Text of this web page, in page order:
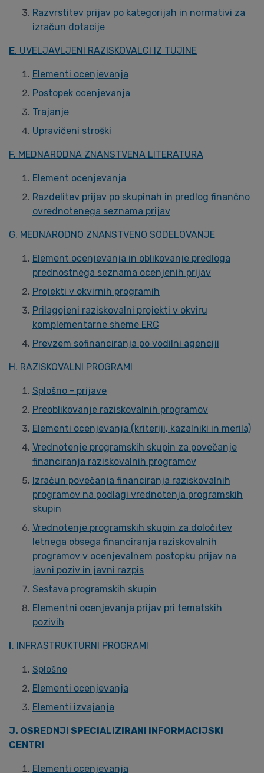
Razvrstitev prijav po kategorijah in normativi za
izračun dotacije
E. UVELJAVLJENI RAZISKOVALCI IZ TUJINE
Elementi ocenjevanja
Postopek ocenjevanja
Trajanje
Upravičeni stroški
F. MEDNARODNA ZNANSTVENA LITERATURA
Element ocenjevanja
Razdelitev prijav po skupinah in predlog finančno
ovrednotenega seznama prijav
G. MEDNARODNO ZNANSTVENO SODELOVANJE
Element ocenjevanja in oblikovanje predloga
prednostnega seznama ocenjenih prijav
Projekti v okvirnih programih
Prilagojeni raziskovalni projekti v okviru
komplementarne sheme ERC
Prevzem sofinanciranja po vodilni agenciji
H. RAZISKOVALNI PROGRAMI
Splošno - prijave
Preoblikovanje raziskovalnih programov
Elementi ocenjevanja (kriteriji, kazalniki in merila)
Vrednotenje programskih skupin za povečanje
financiranja raziskovalnih programov
Izračun povečanja financiranja raziskovalnih
programov na podlagi vrednotenja programskih
skupin
Vrednotenje programskih skupin za določitev
letnega obsega financiranja raziskovalnih
programov v ocenjevalnem postopku prijav na
javni poziv in javni razpis
Sestava programskih skupin
Elementni ocenjevanja prijav pri tematskih
pozivih
I. INFRASTRUKTURNI PROGRAMI
Splošno
Elementi ocenjevanja
Elementi izvajanja
J. OSREDNJI SPECIALIZIRANI INFORMACIJSKI
CENTRI
Elementi ocenjevanja